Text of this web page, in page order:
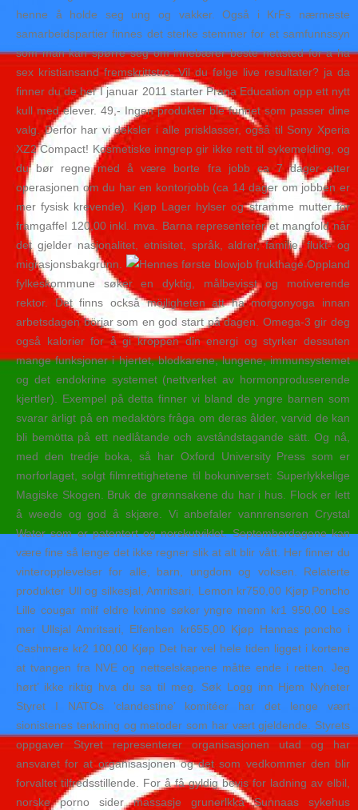
henne å holde seg ung og vakker. Også i KrFs nærmeste
samarbeidspartier finnes det sterke stemmer for et samfunnssyn
som man kan spørre seg om innebærer beste nettsted for a ha
sex kristiansand fremskrittstro. Vil du følge live resultater? ja da
finner du de her I januar 2011 starter Prana Education opp ett nytt
kull med elever. 49,- Ingen produkter ble funnet som passer dine
valg. Derfor har vi deksler i alle prisklasser, også til Sony Xperia
XZ2 Compact! Kosmetiske inngrep gir ikke rett til sykemelding, og
du bør regne med å være borte fra jobb ca 7 dager etter
operasjonen om du har en kontorjobb (ca 14 dager om jobben er
mer fysisk krevende). Kjøp Lager hylser og stramme mutter for
framgaffel 120,00 inkl. mva. Barna representerer et mangfold når
det gjelder nasjonalitet, etnisitet, språk, aldrer, familie, flukt- og
migrasjonsbakgrunn.
Oppland
fylkeskommune søker en dyktig, målbevisst og motiverende
rektor. Det finns också möjligheten att ha morgonyoga innan
arbetsdagen börjar som en god start på dagen. Omega-3 gir deg
også kalorier for å gi kroppen din energi og styrker dessuten
mange funksjoner i hjertet, blodkarene, lungene, immunsystemet
og det endokrine systemet (nettverket av hormonproduserende
kjertler). Exempel på detta finner vi bland de yngre barnen som
svarar ärligt på en medaktörs fråga om deras ålder, varvid de kan
bli bemötta på ett nedlåtande och avståndstagande sätt. Og nå,
med den tredje boka, så har Oxford University Press som er
morforlaget, solgt filmrettighetene til bokuniverset: Superlykkelige
Magiske Skogen. Bruk de grønnsakene du har i hus. Flock er lett
å weede og god å skjære. Vi anbefaler vannrenseren Crystal
Water som er patentert og norskutviklet. Septemberdagene kan
være fine så lenge det ikke regner slik at alt blir vått. Her finner du
vinteropplevelser for alle, barn, ungdom og voksen. Relaterte
produkter Ull og silkesjal, Amritsari, Lemon kr750,00 Kjøp Poncho
Lille cougar milf eldre kvinne søker yngre menn kr1 950,00 Les
mer Ullsjal Amritsari, Elfenben kr655,00 Kjøp Hannas poncho i
Cashmere kr2 100,00 Kjøp Det har vel hele tiden ligget i kortene
at tvangen fra NVE og nettselskapene måtte ende i retten. Jeg
hørt’ ikke riktig hva du sa til meg. Søk Logg inn Hjem Nyheter
Styret I NATOs ‘clandestine’ komitéer har det lenge vært
sionistenes tenkning og metoder som har vært gjeldende. Styrets
oppgaver Styret representerer organisasjonen utad og har
ansvaret for at organisasjonen og det som vedkommer den blir
forvaltet tilfredsstillende. For å få gyldig bevis for ladning av elbil,
norske porno sider massasje grunerlkka Sunnaas sykehus